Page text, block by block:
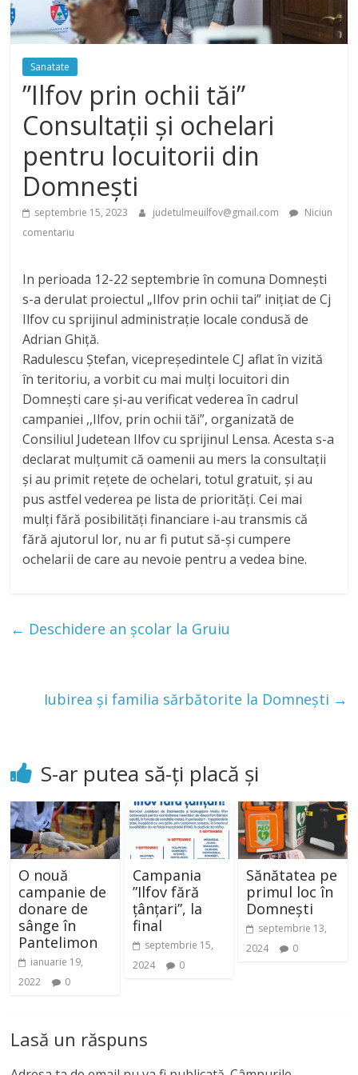
Sanatate
”Ilfov prin ochii tăi”
Consultații și ochelari
pentru locuitorii din
Domnești
septembrie 15, 2023 judetulmeuilfov@gmail.com
Niciun
comentariu
In perioada 12-22 septembrie în comuna Domnești
s-a derulat proiectul „Ilfov prin ochii tai” inițiat de Cj
Ilfov cu sprijinul administrație locale condusă de
Adrian Ghiță.
Radulescu Ștefan, vicepreședintele CJ aflat în vizită
în teritoriu, a vorbit cu mai mulți locuitori din
Domnești care și-au verificat vederea în cadrul
campaniei ,,Ilfov, prin ochii tăi”, organizată de
Consiliul Judetean Ilfov cu sprijinul Lensa. Acesta s-a
declarat mulțumit că oamenii au mers la consultații
și au primit rețete de ochelari, totul gratuit, și au
pus astfel vederea pe lista de priorități. Cei mai
mulți fără posibilități financiare i-au transmis că
fără ajutorul lor, nu ar fi putut să-și cumpere
ochelarii de care au nevoie pentru a vedea bine.
← Deschidere an școlar la Gruiu
Iubirea și familia sărbătorite la Domnești →
S-ar putea să-ți placă și
O nouă
campanie de
donare de
sânge în
Pantelimon
ianuarie 19,
2022
0
Campania
”Ilfov fără
țânțari”, la
final
septembrie 15,
2024
0
Sănătatea pe
primul loc în
Domnești
septembrie 13,
2024
0
Lasă un răspuns